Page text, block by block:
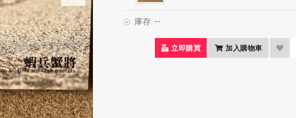
庫存: --
立即購買 加入購物車